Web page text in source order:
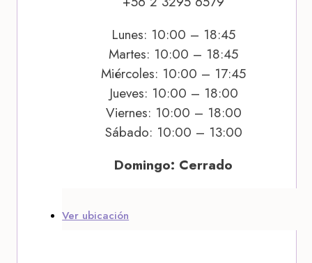
Lunes: 10:00 – 18:45
Martes: 10:00 – 18:45
Miércoles: 10:00 – 17:45
Jueves: 10:00 – 18:00
Viernes: 10:00 – 18:00
Sábado: 10:00 – 13:00
Domingo: Cerrado
Ver ubicación